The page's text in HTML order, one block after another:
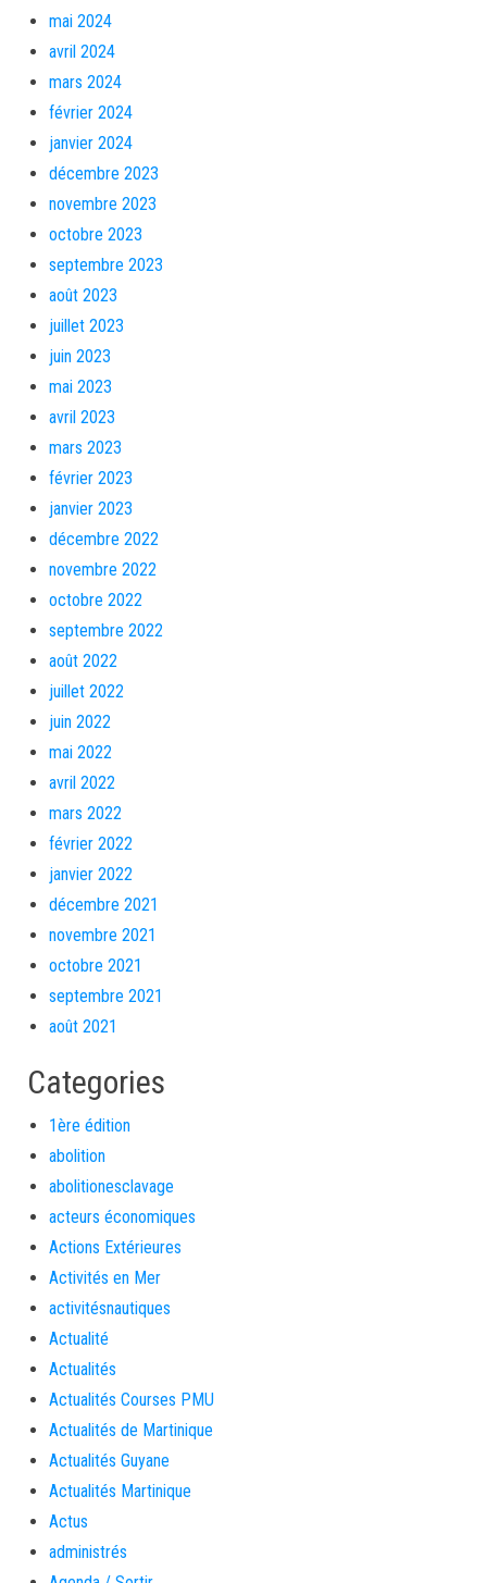
mai 2024
avril 2024
mars 2024
février 2024
janvier 2024
décembre 2023
novembre 2023
octobre 2023
septembre 2023
août 2023
juillet 2023
juin 2023
mai 2023
avril 2023
mars 2023
février 2023
janvier 2023
décembre 2022
novembre 2022
octobre 2022
septembre 2022
août 2022
juillet 2022
juin 2022
mai 2022
avril 2022
mars 2022
février 2022
janvier 2022
décembre 2021
novembre 2021
octobre 2021
septembre 2021
août 2021
Categories
1ère édition
abolition
abolitionesclavage
acteurs économiques
Actions Extérieures
Activités en Mer
activitésnautiques
Actualité
Actualités
Actualités Courses PMU
Actualités de Martinique
Actualités Guyane
Actualités Martinique
Actus
administrés